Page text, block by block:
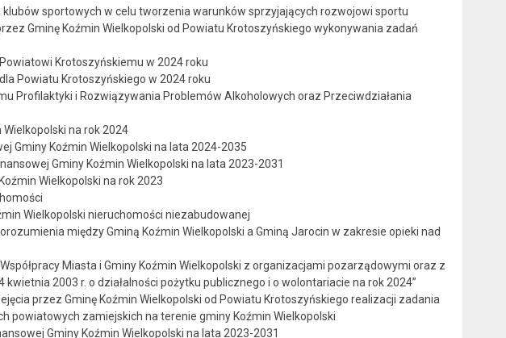
sportowych w celu tworzenia warunków sprzyjających rozwojowi sportu
Gminę Koźmin Wielkopolski od Powiatu Krotoszyńskiego wykonywania zadań
Krotoszyńskiemu w 2024 roku
Powiatu Krotoszyńskiego w 2024 roku
Profilaktyki i Rozwiązywania Problemów Alkoholowych oraz Przeciwdziałania
na rok 2024
Gminy Koźmin Wielkopolski na lata 2024-2035
Gminy Koźmin Wielkopolski na lata 2023-2031
Wielkopolski na rok 2023
Wielkopolski nieruchomości niezabudowanej
między Gminą Koźmin Wielkopolski a Gminą Jarocin w zakresie opieki nad
Miasta i Gminy Koźmin Wielkopolski z organizacjami pozarządowymi oraz z
2003 r. o działalności pożytku publicznego i o wolontariacie na rok 2024”
przez Gminę Koźmin Wielkopolski od Powiatu Krotoszyńskiego realizacji zadania
powiatowych zamiejskich na terenie gminy Koźmin Wielkopolski
Gminy Koźmin Wielkopolski na lata 2023-2031